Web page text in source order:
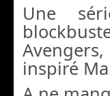
Une
inspiré